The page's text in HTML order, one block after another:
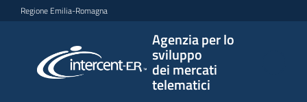
Vai al contenuto
Vai alla navigazione
Vai al footer
Regione Emilia-Romagna
Agenzia per lo
sviluppo
dei mercati
telematici
per lo
sviluppo